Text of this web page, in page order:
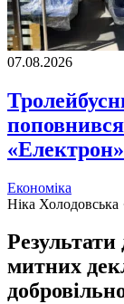
07.08.2026
«Електрон»
Економіка
Ніка Холодовська
Результати
митних